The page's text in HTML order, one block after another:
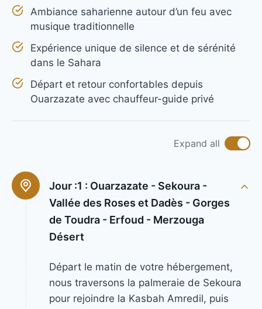
Ambiance saharienne autour d’un feu avec
musique traditionnelle
Expérience unique de silence et de sérénité
dans le Sahara
Départ et retour confortables depuis
Ouarzazate avec chauffeur-guide privé
Expand all
Jour :1 : Ouarzazate - Sekoura -
Vallée des Roses et Dadès - Gorges
de Toudra - Erfoud - Merzouga
Désert
Départ le matin de votre hébergement,
nous traversons la palmeraie de Sekoura
pour rejoindre la Kasbah Amredil, puis